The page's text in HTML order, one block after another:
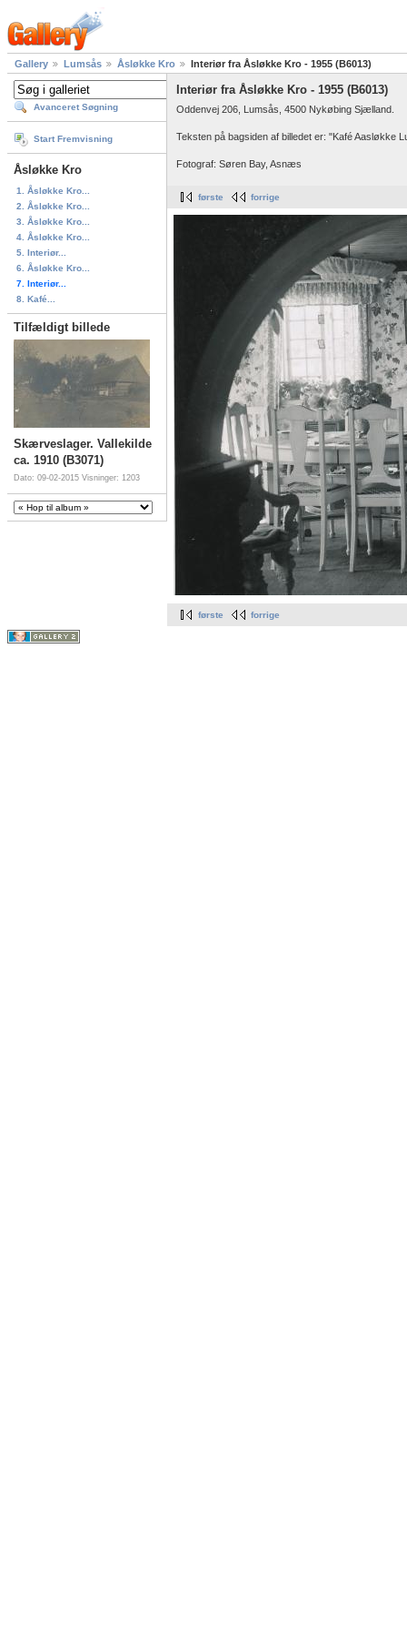
Gallery Lumsås Åsløkke Kro Interiør fra Åsløkke Kro - 1955 (B6013)
Avanceret Søgning
Start Fremvisning
Åsløkke Kro
1. Åsløkke Kro...
2. Åsløkke Kro...
3. Åsløkke Kro...
4. Åsløkke Kro...
5. Interiør...
6. Åsløkke Kro...
7. Interiør...
8. Kafé...
Tilfældigt billede
Skærveslager. Vallekilde
ca. 1910 (B3071)
Dato: 09-02-2015 Visninger: 1203
Interiør fra Åsløkke Kro - 1955 (B6013)
Oddenvej 206, Lumsås, 4500 Nykøbing Sjælland.
Teksten på bagsiden af billedet er: "Kafé Aasløkke
Fotograf: Søren Bay, Asnæs
første forrige
første forrige